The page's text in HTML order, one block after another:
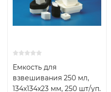
Емкость для
взвешивания 250 мл,
134х134х23 мм, 250 шт/уп.